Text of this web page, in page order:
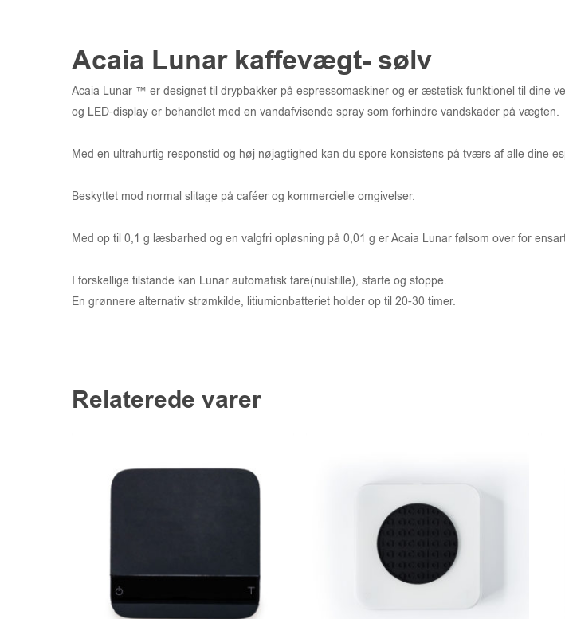
Acaia Lunar kaffevægt- sølv
Acaia Lunar ™ er designet til drypbakker på espressomaskiner og er æstetisk funktionel til dine
og LED-display er behandlet med en vandafvisende spray som forhindre vandskader på vægten.
Med en ultrahurtig responstid og høj nøjagtighed kan du spore konsistens på tværs af alle dine
Beskyttet mod normal slitage på caféer og kommercielle omgivelser.
Med op til 0,1 g læsbarhed og en valgfri opløsning på 0,01 g er Acaia Lunar følsom over for
I forskellige tilstande kan Lunar automatisk tare(nulstille), starte og stoppe.
En grønnere alternativ strømkilde, litiumionbatteriet holder op til 20-30 timer.
Relaterede varer